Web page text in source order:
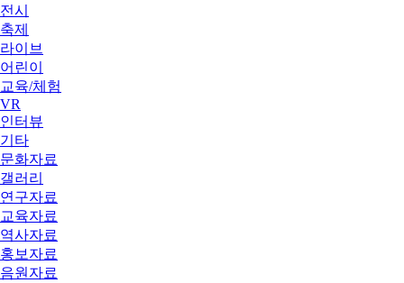
전시
축제
라이브
어린이
교육/체험
VR
인터뷰
기타
문화자료
갤러리
연구자료
교육자료
역사자료
홍보자료
음원자료